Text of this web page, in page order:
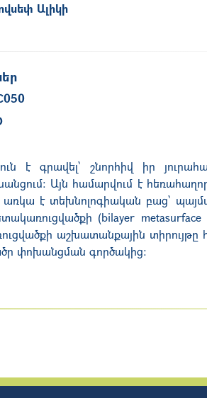
Ալիկի
է գրավել՝ շնորհիվ իր
Այն համարվում է
է տեխնոլոգիական բաց՝
(bilayer
աշխատանքային
փոխանցման գործակից: